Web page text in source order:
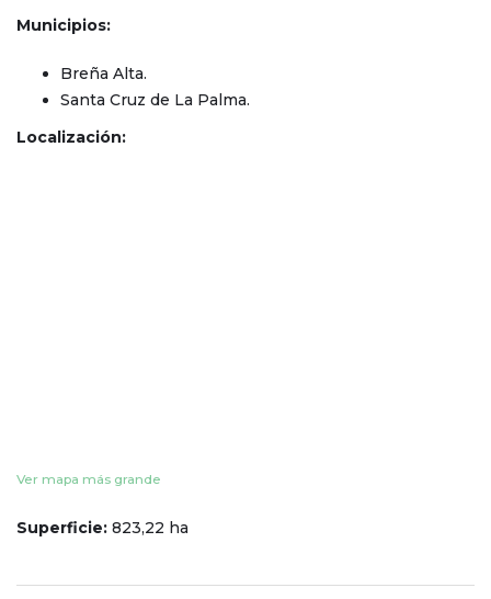
Municipios:
Breña Alta.
Santa Cruz de La Palma.
Localización:
Ver mapa más grande
Superficie: 823,22 ha